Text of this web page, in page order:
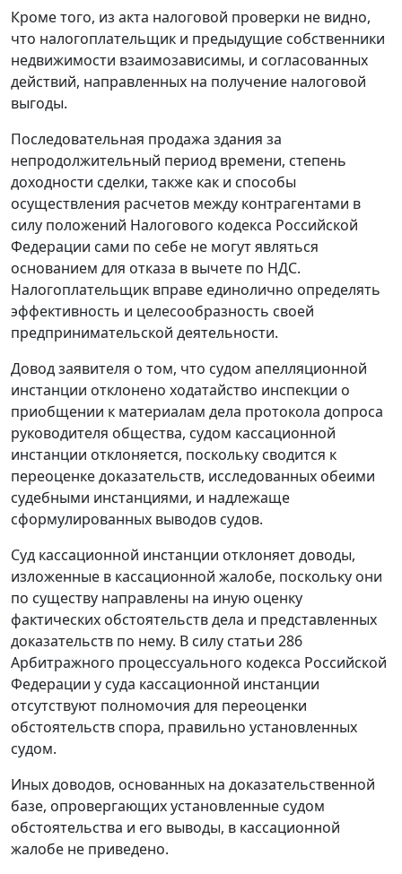
Кроме того, из акта налоговой проверки не видно,
что налогоплательщик и предыдущие собственники
недвижимости взаимозависимы, и согласованных
действий, направленных на получение налоговой
выгоды.
Последовательная продажа здания за
непродолжительный период времени, степень
доходности сделки, также как и способы
осуществления расчетов между контрагентами в
силу положений Налогового кодекса Российской
Федерации сами по себе не могут являться
основанием для отказа в вычете по НДС.
Налогоплательщик вправе единолично определять
эффективность и целесообразность своей
предпринимательской деятельности.
Довод заявителя о том, что судом апелляционной
инстанции отклонено ходатайство инспекции о
приобщении к материалам дела протокола допроса
руководителя общества, судом кассационной
инстанции отклоняется, поскольку сводится к
переоценке доказательств, исследованных обеими
судебными инстанциями, и надлежаще
сформулированных выводов судов.
Суд кассационной инстанции отклоняет доводы,
изложенные в кассационной жалобе, поскольку они
по существу направлены на иную оценку
фактических обстоятельств дела и представленных
доказательств по нему. В силу статьи 286
Арбитражного процессуального кодекса Российской
Федерации у суда кассационной инстанции
отсутствуют полномочия для переоценки
обстоятельств спора, правильно установленных
судом.
Иных доводов, основанных на доказательственной
базе, опровергающих установленные судом
обстоятельства и его выводы, в кассационной
жалобе не приведено.